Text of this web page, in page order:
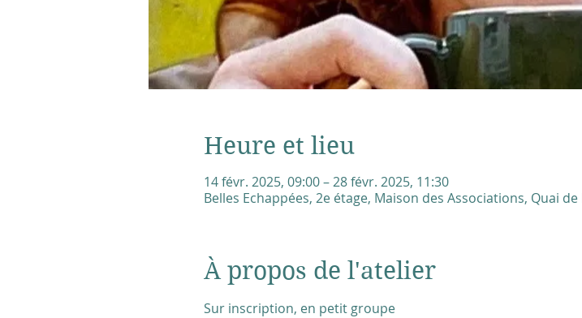
Heure et lieu
14 févr. 2025, 09:00 – 28 févr. 2025, 11:30
Belles Echappées, 2e étage, Maison des Associations, Quai
À propos de l'atelier
Sur inscription, en petit groupe